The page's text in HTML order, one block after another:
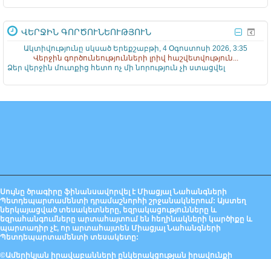
ՎԵՐՋԻՆ ԳՈՐԾՈՒՆԵՈՒԹՅՈՒՆ
Ակտիվությունը սկսած Երեքշաբթի, 4 Օգոստոսի 2026, 3:35
Վերջին գործունեությունների լրիվ հաշվետվություն...
Ձեր վերջին մուտքից հետո ոչ մի նորություն չի ստացվել
Սույնը ծրագիրը ֆինանսավորվել է Միացյալ Նահանգների
Պետդեպարտամենտի դրամաշնորհի շրջանակներում: Այստեղ
ներկայացված տեսակետները, եզրակացությունները և
եզրահանգումները արտահայտում են հեղինակների կարծիքը և
պարտադիր չէ, որ արտահայտեն Միացյալ Նահանգների
Պետդեպարտամենտի տեսակետը:
©Ամերիկյան իրավաբանների ընկերակցության իրավունքի